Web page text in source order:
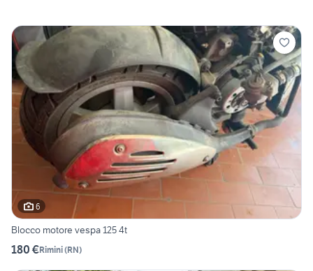
6
Blocco motore vespa 125 4t
180 €Rimini(RN)